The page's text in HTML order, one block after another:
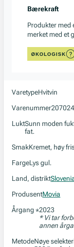
Bærekraft
Produkter med
merket med et
ØKOLOGISK
VaretypeHvitvin
Varenummer
LuktSunn moden
fat.
SmakKremet, høy
FargeLys gul.
Land, distrikt
ProdusentMovia
Årgang *2023
* Vi tar
annen
MetodeNøye